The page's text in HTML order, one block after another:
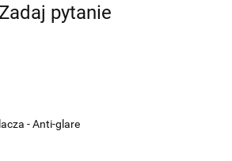
Zadaj pytanie
- Anti-glare